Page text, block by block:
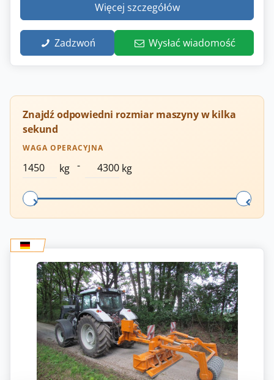
Więcej szczegółów
Zadzwoń Wysłać wiadomość
Znajdź odpowiedni rozmiar maszyny w kilka
sekund
WAGA OPERACYJNA
kg - kg